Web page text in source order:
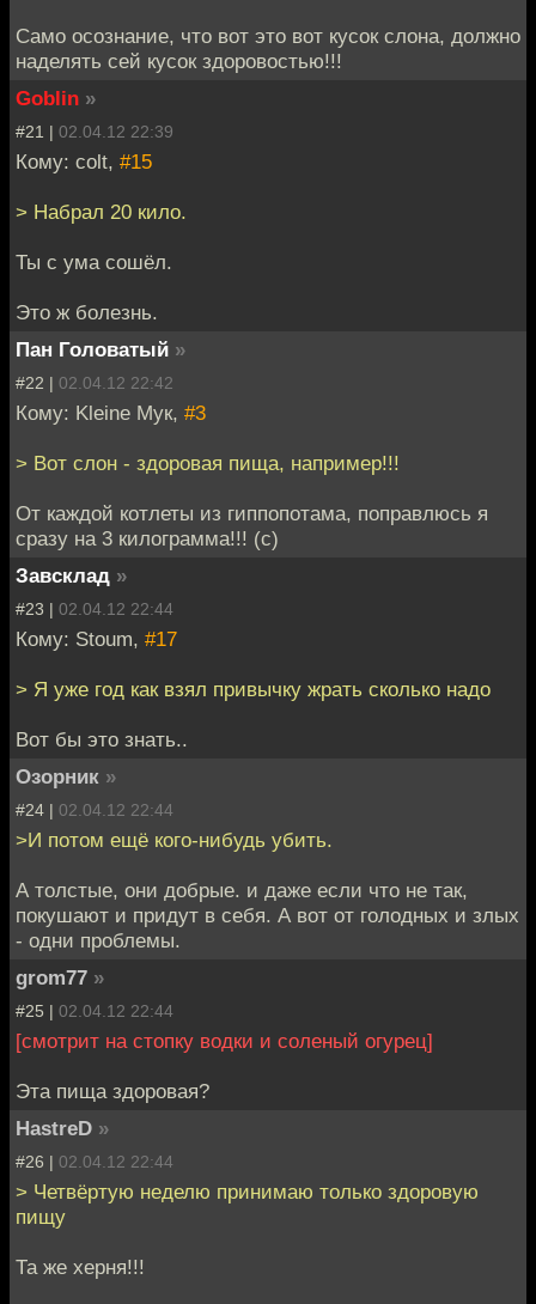
Само осознание, что вот это вот кусок слона, должно
наделять сей кусок здоровостью!!!
Goblin »
#21 | 02.04.12 22:39
Кому: colt, #15
> Набрал 20 кило.
Ты с ума сошёл.
Это ж болезнь.
Пан Головатый »
#22 | 02.04.12 22:42
Кому: Kleine Мук, #3
> Вот слон - здоровая пища, например!!!
От каждой котлеты из гиппопотама, поправлюсь я
сразу на 3 килограмма!!! (с)
Завсклад »
#23 | 02.04.12 22:44
Кому: Stoum, #17
> Я уже год как взял привычку жрать сколько надо
Вот бы это знать..
Озорник »
#24 | 02.04.12 22:44
>И потом ещё кого-нибудь убить.
А толстые, они добрые. и даже если что не так,
покушают и придут в себя. А вот от голодных и злых
- одни проблемы.
grom77 »
#25 | 02.04.12 22:44
[смотрит на стопку водки и соленый огурец]
Эта пища здоровая?
HastreD »
#26 | 02.04.12 22:44
> Четвёртую неделю принимаю только здоровую
пищу
Та же херня!!!